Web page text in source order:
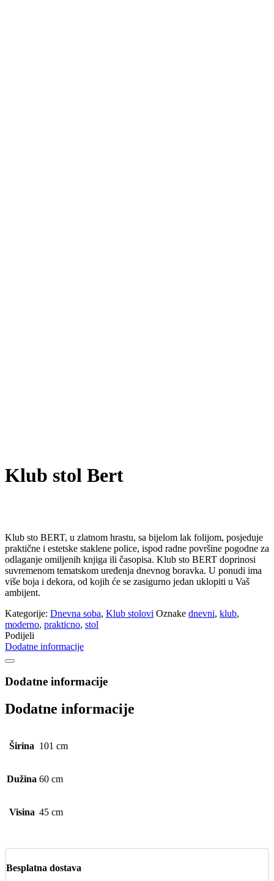
Klub stol Bert
Klub sto BERT, u zlatnom hrastu, sa bijelom lak folijom, posjeduje
praktične i estetske staklene police, ispod radne površine pogodne za
odlaganje omiljenih knjiga ili časopisa. Klub sto BERT doprinosi
suvremenom tematskom uređenja dnevnog boravka. U ponudi ima
više boja i dekora, od kojih će se zasigurno jedan uklopiti u Vaš
ambijent.
Kategorije: Dnevna soba, Klub stolovi Oznake dnevni, klub,
moderno, prakticno, stol
Podijeli
Dodatne informacije
Dodatne informacije
Dodatne informacije
Širina 101 cm
Dužina 60 cm
Visina 45 cm
Besplatna dostava